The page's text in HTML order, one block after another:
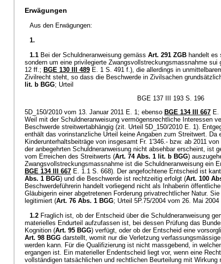
Erwägungen
Aus den Erwägungen:
1.
1.1 Bei der Schuldneranweisung gemäss Art. 291 ZGB handelt
sondern um eine privilegierte Zwangsvollstreckungsmassnahme sui
12 ff.; BGE 130 III 489 E. 1 S. 491 f.), die allerdings in
Zivilrecht steht, so dass die Beschwerde in Zivilsachen
lit. b BGG; Urteil
BGE 137 III 193 S. 196
5D_150/2010 vom 13. Januar 2011 E. 1; ebenso BGE 134 III 667
Weil mit der Schuldneranweisung vermögensrechtliche Interessen
Beschwerde streitwertabhängig (zit. Urteil 5D_150/2010 E. 1).
enthält das vorinstanzliche Urteil keine Angaben zum Streitwert. Da
Kinderunterhaltsbeiträge von insgesamt Fr. 1'346.- bzw. ab 2011
der anbegehrten Schuldneranweisung nicht absehbar erscheint, ist
vom Erreichen des Streitwerts (Art. 74 Abs. 1 lit. b BGG)
Zwangsvollstreckungsmassnahme ist die Schuldneranweisung ein
BGE 134 III 667 E. 1.1 S. 668). Der angefochtene Entscheid ist
Abs. 1 BGG) und die Beschwerde ist rechtzeitig erfolgt (Art. 100
Beschwerdeführerin handelt vorliegend nicht als Inhaberin
Gläubigerin einer abgetretenen Forderung privatrechtlicher Natur.
legitimiert (Art. 76 Abs. 1 BGG; Urteil 5P.75/2004 vom 26. Mai
1.2 Fraglich ist, ob der Entscheid über die Schuldneranweisung
materielles Endurteil aufzufassen ist, bei dessen Prüfung das
Kognition (Art. 95 BGG) verfügt, oder ob der Entscheid eine
Art. 98 BGG darstellt, womit nur die Verletzung
werden kann. Für die Qualifizierung ist nicht massgebend, in
ergangen ist. Ein materieller Endentscheid liegt vor, wenn eine
vollständigen tatsächlichen und rechtlichen Beurteilung mit Wirkung